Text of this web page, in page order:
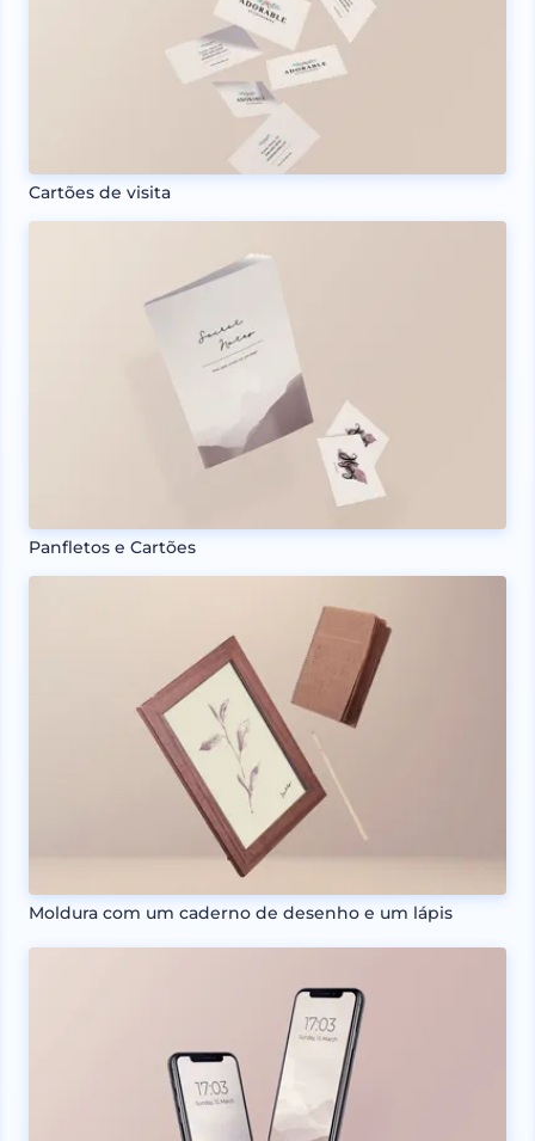
Cartões de visita
Panfletos e Cartões
Moldura com um caderno de desenho e um lápis